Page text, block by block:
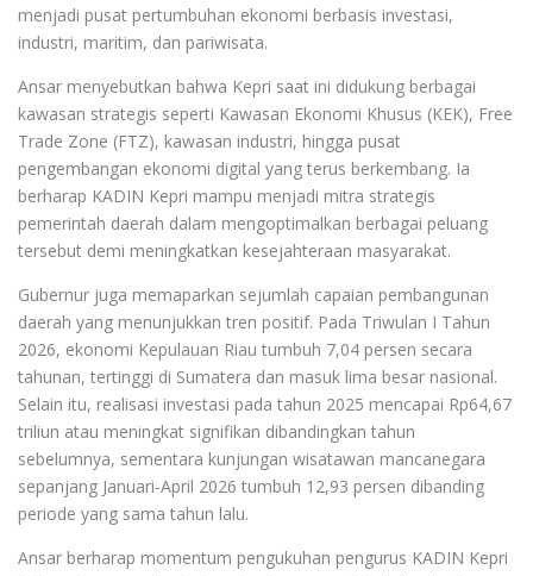
menjadi pusat pertumbuhan ekonomi berbasis investasi,
industri, maritim, dan pariwisata.
Ansar menyebutkan bahwa Kepri saat ini didukung berbagai
kawasan strategis seperti Kawasan Ekonomi Khusus (KEK), Free
Trade Zone (FTZ), kawasan industri, hingga pusat
pengembangan ekonomi digital yang terus berkembang. Ia
berharap KADIN Kepri mampu menjadi mitra strategis
pemerintah daerah dalam mengoptimalkan berbagai peluang
tersebut demi meningkatkan kesejahteraan masyarakat.
Gubernur juga memaparkan sejumlah capaian pembangunan
daerah yang menunjukkan tren positif. Pada Triwulan I Tahun
2026, ekonomi Kepulauan Riau tumbuh 7,04 persen secara
tahunan, tertinggi di Sumatera dan masuk lima besar nasional.
Selain itu, realisasi investasi pada tahun 2025 mencapai Rp64,67
triliun atau meningkat signifikan dibandingkan tahun
sebelumnya, sementara kunjungan wisatawan mancanegara
sepanjang Januari-April 2026 tumbuh 12,93 persen dibanding
periode yang sama tahun lalu.
Ansar berharap momentum pengukuhan pengurus KADIN Kepri